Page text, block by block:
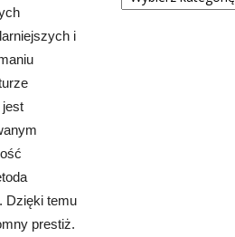
i
Dzięki temu
prestiż.